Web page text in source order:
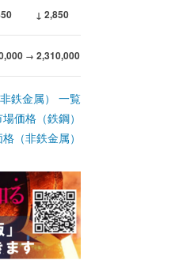
↓ 2,850
→ 2,310,000
鉄金属） 一覧
価格（鉄鋼）
（非鉄金属）